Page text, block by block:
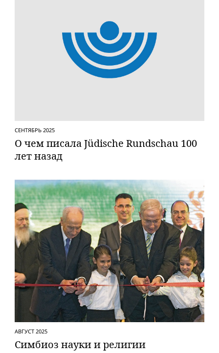
СЕНТЯБРЬ 2025
О чем писала Jüdische Rundschau 100
лет назад
АВГУСТ 2025
Симбиоз науки и религии